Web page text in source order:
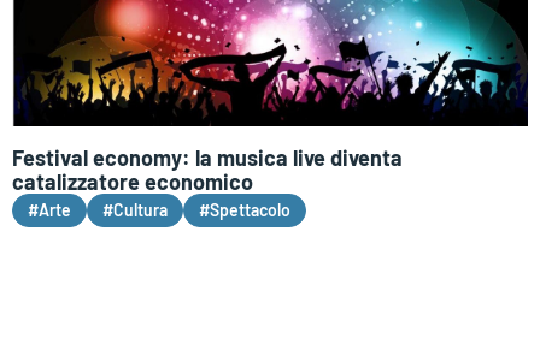
Festival economy: la musica live diventa
catalizzatore economico
#Arte #Cultura #Spettacolo